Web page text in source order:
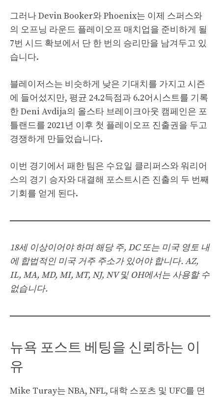
그러나 Devin Booker와 Phoenix는 이제 스퍼스와
의 오프닝 라운드 플레이오프 매치업을 준비하게 될
7번 시드 확보에서 단 한 번의 승리만을 남겨두고 있
습니다.
블레이저스는 비슷하게 낮은 기대치를 가지고 시즌
에 들어섰지만, 평균 24.2득점과 6.2어시스트를 기록
한 Deni Avdija의 올스타 브레이크아웃 캠페인은 포
틀랜드를 2021년 이후 첫 플레이오프 진출권을 두고
경쟁하게 만들었습니다.
이번 경기에서 패한 팀은 수요일 클리퍼스와 워리어
스의 경기 승자와 대결해 포스트시즌 진출의 두 번째
기회를 얻게 된다.
18세 이상이어야 하며 해당 주, DC 또는 미국 영토 내
에 합법적인 미국 거주 주소가 있어야 합니다. AZ,
IL, MA, MD, MI, MT, NJ, NV 및 OH에서는 사용할 수
없습니다.
뉴욕 포스트 베팅을 신뢰하는 이
유
Mike Turay는 NBA, NFL, 대학 스포츠 및 UFC를 면